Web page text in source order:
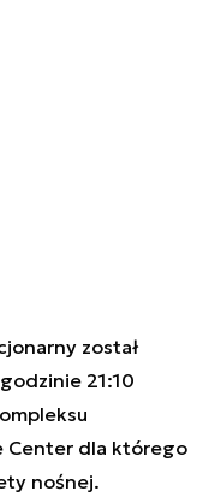
został
21:10
Center dla którego
nośnej.